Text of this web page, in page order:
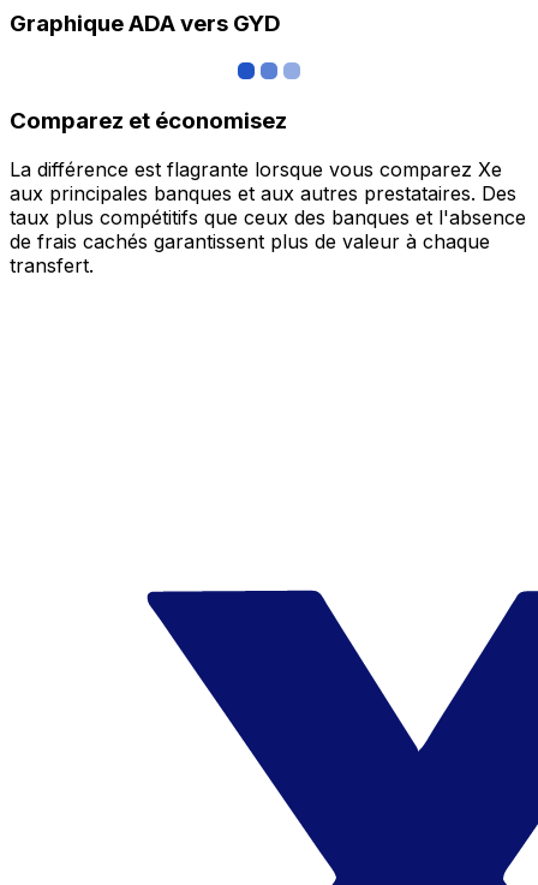
Graphique ADA vers GYD
Comparez et économisez
La différence est flagrante lorsque vous comparez Xe
aux principales banques et aux autres prestataires. Des
taux plus compétitifs que ceux des banques et l'absence
de frais cachés garantissent plus de valeur à chaque
transfert.